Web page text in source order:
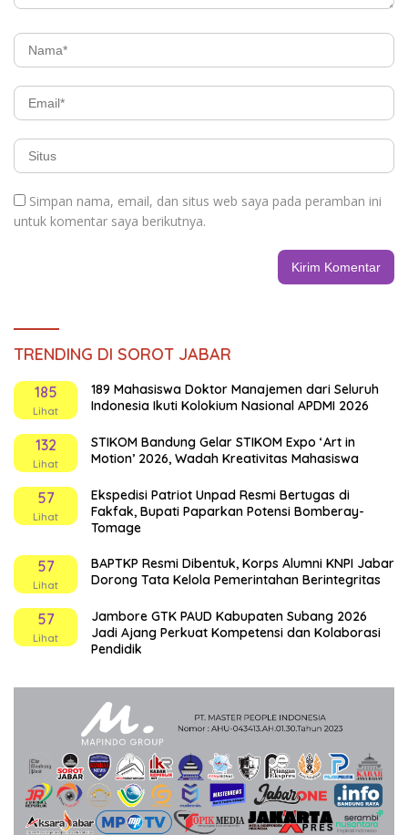
Simpan nama, email, dan situs web saya pada peramban ini
untuk komentar saya berikutnya.
TRENDING DI SOROT JABAR
185
Lihat
189 Mahasiswa Doktor Manajemen dari Seluruh
Indonesia Ikuti Kolokium Nasional APDMI 2026
132
Lihat
STIKOM Bandung Gelar STIKOM Expo ‘Art in
Motion’ 2026, Wadah Kreativitas Mahasiswa
57
Lihat
Ekspedisi Patriot Unpad Resmi Bertugas di
Fakfak, Bupati Paparkan Potensi Bomberay-
Tomage
57
Lihat
BAPTKP Resmi Dibentuk, Korps Alumni KNPI Jabar
Dorong Tata Kelola Pemerintahan Berintegritas
57
Lihat
Jambore GTK PAUD Kabupaten Subang 2026
Jadi Ajang Perkuat Kompetensi dan Kolaborasi
Pendidik